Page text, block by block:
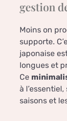
gestion
Moins on
supporte.
japonaise
longues et
Ce
à
saisons et